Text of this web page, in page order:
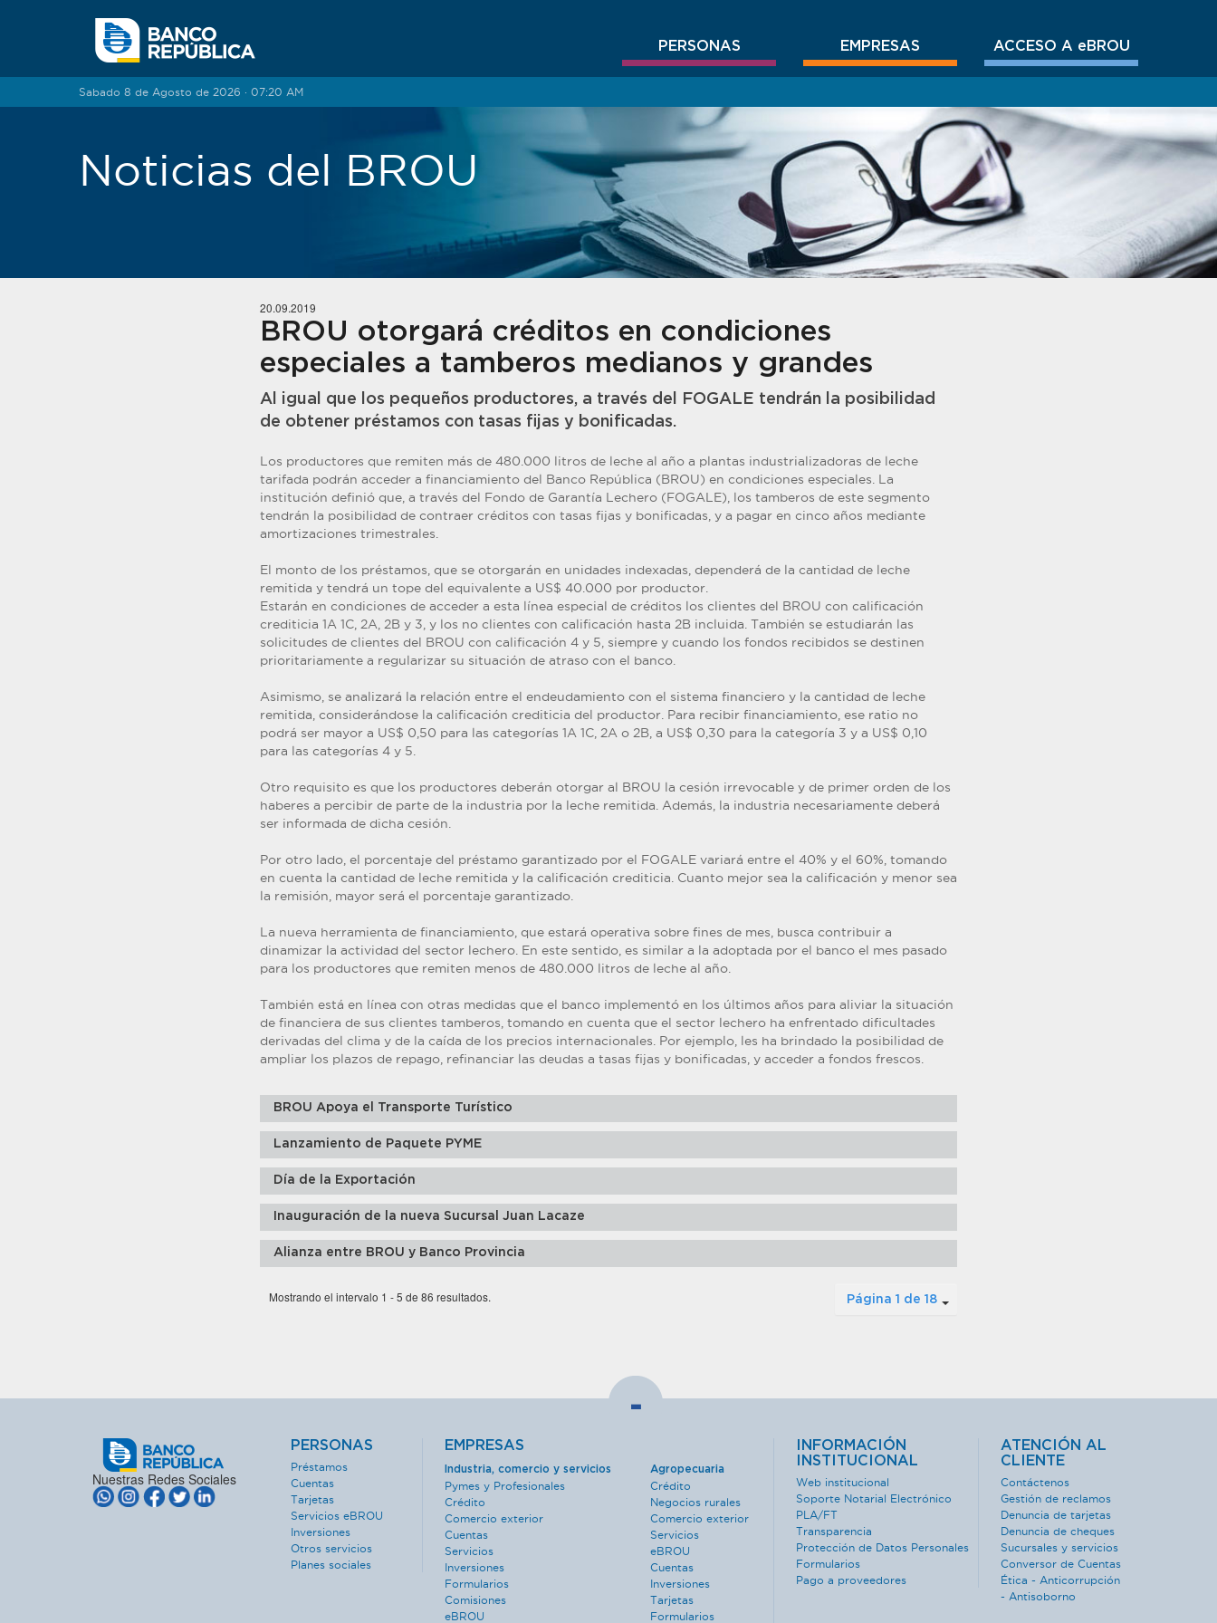
PERSONAS EMPRESAS ACCESO A eBROU
Sabado 8 de Agosto de 2026 · 07:20 AM
Noticias del BROU
20.09.2019
BROU otorgará créditos en condiciones
especiales a tamberos medianos y grandes
Al igual que los pequeños productores, a través del FOGALE tendrán la posibilidad
de obtener préstamos con tasas fijas y bonificadas.
Los productores que remiten más de 480.000 litros de leche al año a plantas industrializadoras de leche
tarifada podrán acceder a financiamiento del Banco República (BROU) en condiciones especiales. La
institución definió que, a través del Fondo de Garantía Lechero (FOGALE), los tamberos de este segmento
tendrán la posibilidad de contraer créditos con tasas fijas y bonificadas, y a pagar en cinco años mediante
amortizaciones trimestrales.
El monto de los préstamos, que se otorgarán en unidades indexadas, dependerá de la cantidad de leche
remitida y tendrá un tope del equivalente a US$ 40.000 por productor.
Estarán en condiciones de acceder a esta línea especial de créditos los clientes del BROU con calificación
crediticia 1A 1C, 2A, 2B y 3, y los no clientes con calificación hasta 2B incluida. También se estudiarán las
solicitudes de clientes del BROU con calificación 4 y 5, siempre y cuando los fondos recibidos se destinen
prioritariamente a regularizar su situación de atraso con el banco.
Asimismo, se analizará la relación entre el endeudamiento con el sistema financiero y la cantidad de leche
remitida, considerándose la calificación crediticia del productor. Para recibir financiamiento, ese ratio no
podrá ser mayor a US$ 0,50 para las categorías 1A 1C, 2A o 2B, a US$ 0,30 para la categoría 3 y a US$ 0,10
para las categorías 4 y 5.
Otro requisito es que los productores deberán otorgar al BROU la cesión irrevocable y de primer orden de los
haberes a percibir de parte de la industria por la leche remitida. Además, la industria necesariamente deberá
ser informada de dicha cesión.
Por otro lado, el porcentaje del préstamo garantizado por el FOGALE variará entre el 40% y el 60%, tomando
en cuenta la cantidad de leche remitida y la calificación crediticia. Cuanto mejor sea la calificación y menor sea
la remisión, mayor será el porcentaje garantizado.
La nueva herramienta de financiamiento, que estará operativa sobre fines de mes, busca contribuir a
dinamizar la actividad del sector lechero. En este sentido, es similar a la adoptada por el banco el mes pasado
para los productores que remiten menos de 480.000 litros de leche al año.
También está en línea con otras medidas que el banco implementó en los últimos años para aliviar la situación
de financiera de sus clientes tamberos, tomando en cuenta que el sector lechero ha enfrentado dificultades
derivadas del clima y de la caída de los precios internacionales. Por ejemplo, les ha brindado la posibilidad de
ampliar los plazos de repago, refinanciar las deudas a tasas fijas y bonificadas, y acceder a fondos frescos.
BROU Apoya el Transporte Turístico
Lanzamiento de Paquete PYME
Día de la Exportación
Inauguración de la nueva Sucursal Juan Lacaze
Alianza entre BROU y Banco Provincia
Página 1 de 18
Mostrando el intervalo 1 - 5 de 86 resultados.
-
Nuestras Redes Sociales
PERSONAS
Préstamos
Cuentas
Tarjetas
Servicios eBROU
Inversiones
Otros servicios
Planes sociales
EMPRESAS
Industria, comercio y servicios
Pymes y Profesionales
Crédito
Comercio exterior
Cuentas
Servicios
Inversiones
Formularios
Comisiones
eBROU
Agropecuaria
Crédito
Negocios rurales
Comercio exterior
Servicios
eBROU
Cuentas
Inversiones
Tarjetas
Formularios
INFORMACIÓN
INSTITUCIONAL
Web institucional
Soporte Notarial Electrónico
PLA/FT
Transparencia
Protección de Datos Personales
Formularios
Pago a proveedores
ATENCIÓN AL
CLIENTE
Contáctenos
Gestión de reclamos
Denuncia de tarjetas
Denuncia de cheques
Sucursales y servicios
Conversor de Cuentas
Ética - Anticorrupción
- Antisoborno